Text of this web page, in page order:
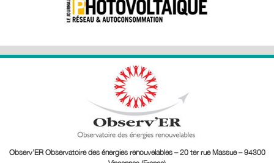
Observ’ER Observatoire des énergies renouvelables – 20 ter rue Massue – 94300